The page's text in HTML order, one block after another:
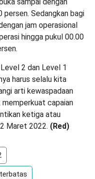
persen. Sedangkan bagi
jam operasional
hingga pukul 00.00
2 dan Level 1
harus selalu kita
arti kewaspadaan
capaian
ketiga atau
Maret 2022. (Red)